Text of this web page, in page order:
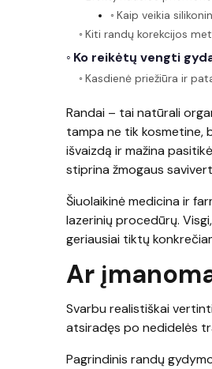
Kaip veikia
Kiti randų korekcijos
Ko reikėtų vengti
Kasdienė priežiūra ir
Randai – tai natūrali
tampa ne tik kosmetine,
išvaizdą ir mažina
stiprina žmogaus
Šiuolaikinė medicina ir
lazerinių procedūrų.
geriausiai tiktų
Ar
Svarbu realistiškai
atsiradęs po nedidelės
Pagrindinis randų